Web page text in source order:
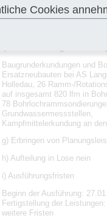
Bauleistungen
Baugrunderkundungen und
Ersatzneubauten bei AS
Holledau, 26 Ramm-/
auf insgesamt 820 lfm in
78
Grundwassermessstellen,
Kampfmittelerkundung an
g) Erbringen von
h) Aufteilung in Lose nein
i) Ausführungsfristen
Beginn der Ausführung:
Fertigstellung der
weitere Fristen
Cookies